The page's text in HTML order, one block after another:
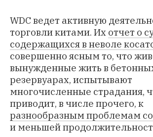
WDC ведет активную
торговли китами. Их отчет о
содержащихся в неволе
совершенно ясным то, что
вынужденные жить в
резервуарах, испытывают
многочисленные страдания,
приводит, в числе прочего, к
разнообразным проблемам
и меньшей